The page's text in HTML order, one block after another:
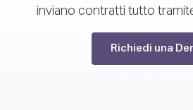
inviano contratti tutto
Richiedi una